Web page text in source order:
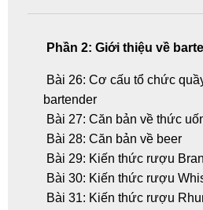
Phần 2: Giới thiệu về
Bài 26: Cơ cấu tổ chức
bartender
Bài 27: Căn bản về thức
Bài 28: Căn bản về beer
Bài 29: Kiến thức rượu
Bài 30: Kiến thức rượu
Bài 31: Kiến thức rượu